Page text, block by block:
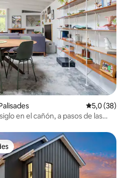
Calificación
5,0 (38)
en el cañón, a pasos de las